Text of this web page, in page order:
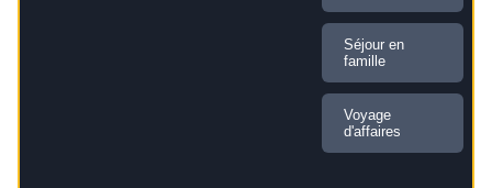
Séjour en
famille
Voyage
d'affaires